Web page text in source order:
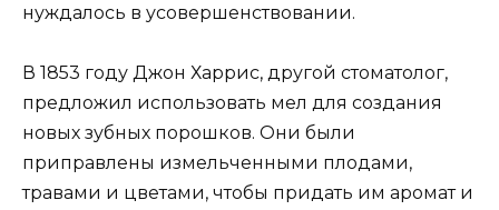
нуждалось в усовершенствовании.
В 1853 году Джон Харрис, другой стоматолог,
предложил использовать мел для создания
новых зубных порошков. Они были
приправлены измельченными плодами,
травами и цветами, чтобы придать им аромат и